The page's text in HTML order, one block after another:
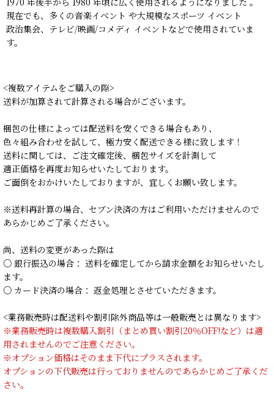
現在でも、多くの音楽イベント や大規模なスポーツ イベント
政治集会、テレビ/映画/コメディ イベントなどで使用されていま
す。
<複数アイテムをご購入の際>
送料が加算されて計算される場合がございます。
梱包の仕様によっては配送料を安くできる場合もあり、
色々組み合わせを試して、極力安く配送できる様に致します！
送料に関しては、ご注文確定後、梱包サイズを計測して
適正価格を再度お知らせいたしております。
ご面倒をおかけいたしておりますが、宜しくお願い致します。
※送料再計算の場合、セブン決済の方はご利用いただけませんので
あらかじめご了承ください。
尚、送料の変更があった際は
○ 銀行振込の場合： 送料を確定してから請求金額をお知らせいたし
ます。
○ カード決済の場合： 返金処理とさせていただきます。
<業務販売時は配送料や割引除外商品等は一般販売とは異なります>
※業務販売時は複数購入割引（まとめ買い割引20％OFF!など）は適
用されませんのでご注意ください。
※オプション価格はそのまま下代にプラスされます。
オプションの下代販売は行っておりませんのであらかじめご了承くだ
さい。